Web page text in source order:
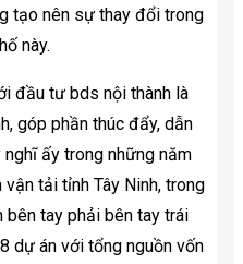
tạo nên sự thay đổi trong
này.
đầu tư bds nội thành là
góp phần thúc đẩy, dẫn
ấy trong những năm
tải tỉnh Tây Ninh, trong
tay phải bên tay trái
dự án với tổng nguồn vốn